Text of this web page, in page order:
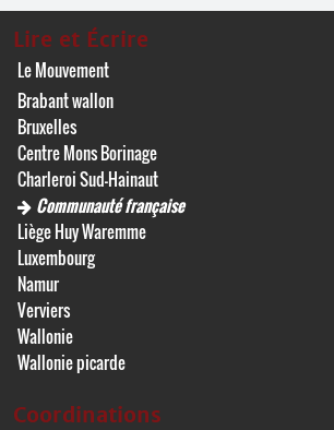
Lire et Écrire
Le Mouvement
Brabant wallon
Bruxelles
Centre Mons Borinage
Charleroi Sud-Hainaut
Communauté française
Liège Huy Waremme
Luxembourg
Namur
Verviers
Wallonie
Wallonie picarde
Coordinations